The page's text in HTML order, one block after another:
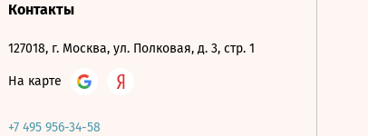
Контакты
127018, г. Москва, ул. Полковая, д. 3, стр. 1
На карте
+7 495 956-34-58